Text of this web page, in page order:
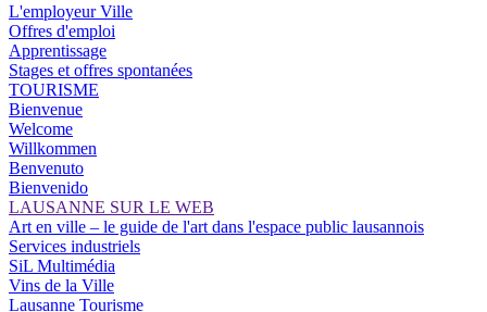
L'employeur Ville
Offres d'emploi
Apprentissage
Stages et offres spontanées
TOURISME
Bienvenue
Welcome
Willkommen
Benvenuto
Bienvenido
LAUSANNE SUR LE WEB
Art en ville – le guide de l'art dans l'espace public lausannois
Services industriels
SiL Multimédia
Vins de la Ville
Lausanne Tourisme